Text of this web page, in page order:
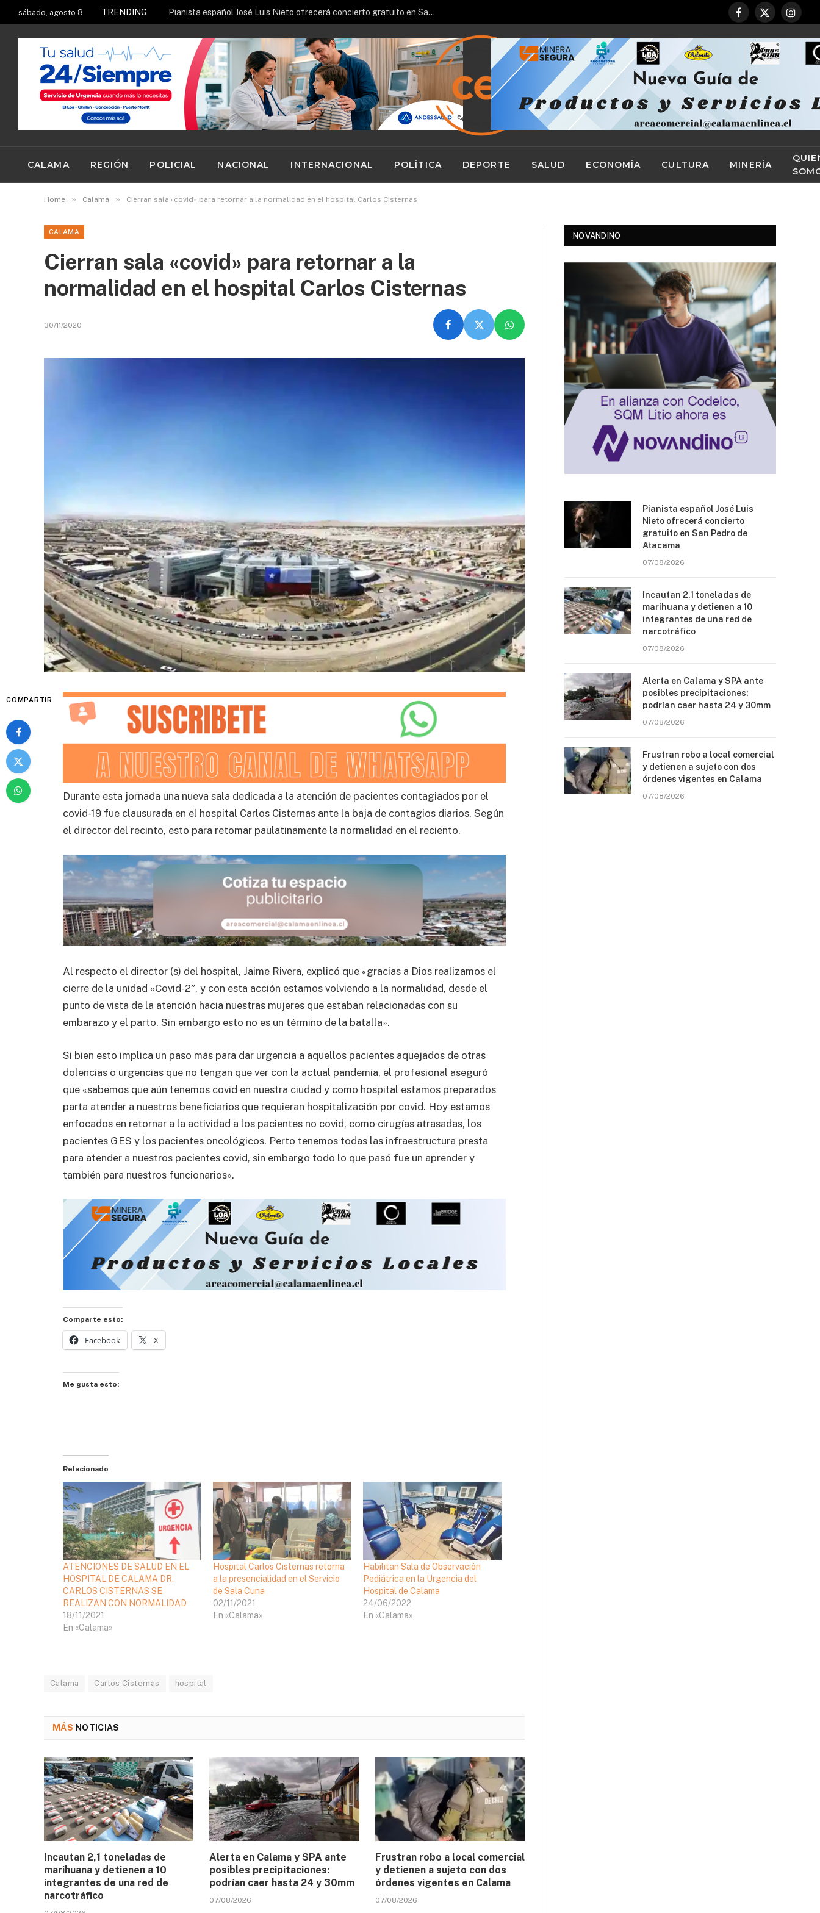
sábado, agosto 8 TRENDING Pianista español José Luis Nieto ofrecerá concierto gratuito en San Pedro de Atacama
Facebook
X
CALAMA REGIÓN POLICIAL NACIONAL INTERNACIONAL POLÍTICA DEPORTE SALUD ECONOMÍA CULTURA MINERÍA
Home » Calama » Cierran sala «covid» para retornar a la normalidad en el hospital Carlos Cisternas
CALAMA
Cierran sala «covid» para retornar a la
normalidad en el hospital Carlos Cisternas
30/11/2020
COMPARTIR
Durante esta jornada una nueva sala dedicada a la atención de pacientes contagiados por el
covid-19 fue clausurada en el hospital Carlos Cisternas ante la baja de contagios diarios. Según
el director del recinto, esto para retomar paulatinamente la normalidad en el reciento.
Al respecto el director (s) del hospital, Jaime Rivera, explicó que «gracias a Dios realizamos el
cierre de la unidad «Covid-2″, y con esta acción estamos volviendo a la normalidad, desde el
punto de vista de la atención hacia nuestras mujeres que estaban relacionadas con su
embarazo y el parto. Sin embargo esto no es un término de la batalla».
Si bien esto implica un paso más para dar urgencia a aquellos pacientes aquejados de otras
dolencias o urgencias que no tengan que ver con la actual pandemia, el profesional aseguró
que «sabemos que aún tenemos covid en nuestra ciudad y como hospital estamos preparados
parta atender a nuestros beneficiarios que requieran hospitalización por covid. Hoy estamos
enfocados en retornar a la actividad a los pacientes no covid, como cirugías atrasadas, los
pacientes GES y los pacientes oncológicos. Perto tenemos todas las infraestructura presta
para atender a nuestros pacientes covid, sin embargo todo lo que pasó fue un aprender y
también para nuestros funcionarios».
Comparte esto:
Facebook X
Me gusta esto:
Relacionado
ATENCIONES DE SALUD EN EL
HOSPITAL DE CALAMA DR.
CARLOS CISTERNAS SE
REALIZAN CON NORMALIDAD
18/11/2021
En «Calama»
Hospital Carlos Cisternas retorna
a la presencialidad en el Servicio
de Sala Cuna
02/11/2021
En «Calama»
Habilitan Sala de Observación
Pediátrica en la Urgencia del
Hospital de Calama
24/06/2022
En «Calama»
Calama Carlos Cisternas hospital
MÁS NOTICIAS
Incautan 2,1 toneladas de
marihuana y detienen a 10
integrantes de una red de
narcotráfico
Alerta en Calama y SPA ante
posibles precipitaciones:
podrían caer hasta 24 y 30mm
07/08/2026
Frustran robo a local comercial
y detienen a sujeto con dos
órdenes vigentes en Calama
07/08/2026
NOVANDINO
Pianista español José Luis
Nieto ofrecerá concierto
gratuito en San Pedro de
Atacama
07/08/2026
Incautan 2,1 toneladas de
marihuana y detienen a 10
integrantes de una red de
narcotráfico
07/08/2026
Alerta en Calama y SPA ante
posibles precipitaciones:
podrían caer hasta 24 y 30mm
07/08/2026
Frustran robo a local comercial
y detienen a sujeto con dos
órdenes vigentes en Calama
07/08/2026